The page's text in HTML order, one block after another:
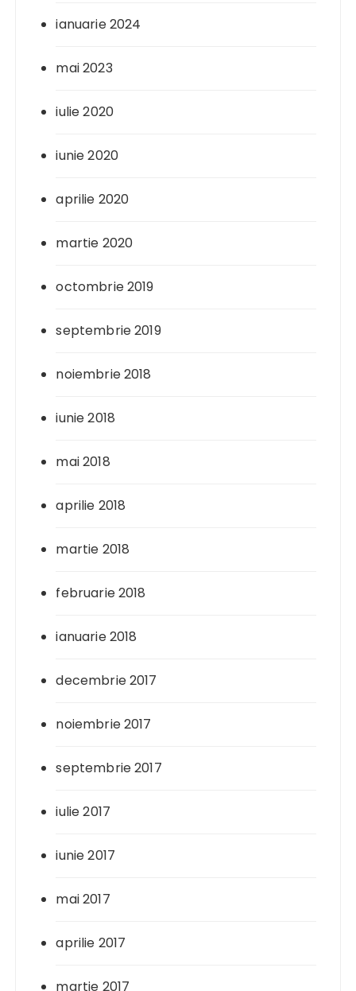
ianuarie 2024
mai 2023
iulie 2020
iunie 2020
aprilie 2020
martie 2020
octombrie 2019
septembrie 2019
noiembrie 2018
iunie 2018
mai 2018
aprilie 2018
martie 2018
februarie 2018
ianuarie 2018
decembrie 2017
noiembrie 2017
septembrie 2017
iulie 2017
iunie 2017
mai 2017
aprilie 2017
martie 2017